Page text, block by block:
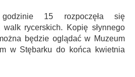
15 rozpoczęła się
rycerskich. Kopię słynnego
będzie oglądać w Muzeum
w Stębarku do końca kwietnia